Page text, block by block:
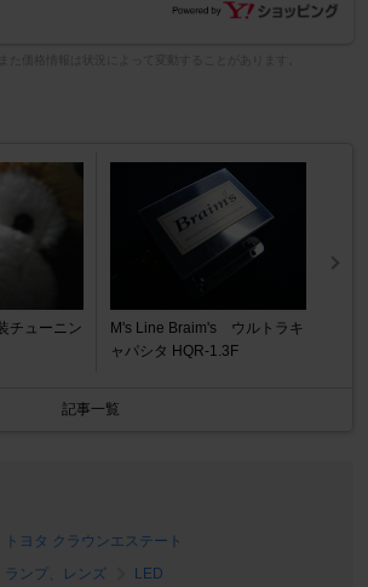
チューニン
M's Line Braim's ウルトラキ
ャパシタ HQR-1.3F
記事一覧
トヨタ クラウンエステート
ランプ、レンズ
LED